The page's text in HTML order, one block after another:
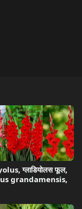
ग्लाडियोलस फूल,
grandamensis,